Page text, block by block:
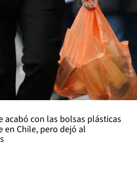
acabó con las bolsas plásticas
Chile, pero dejó al